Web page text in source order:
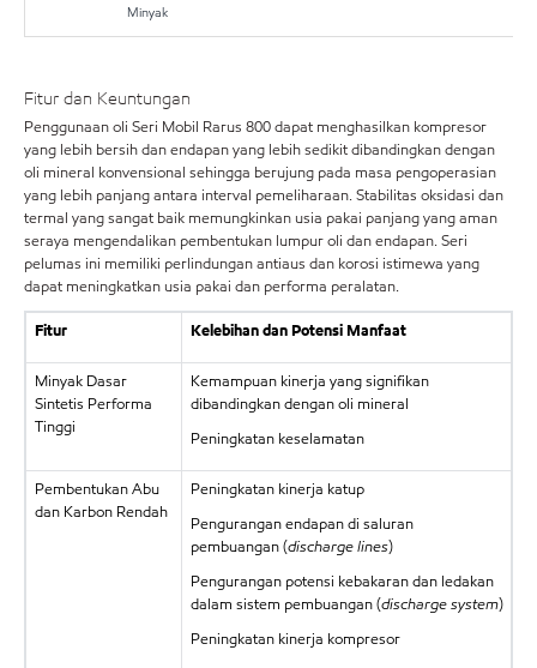
Minyak
Fitur dan Keuntungan
Penggunaan oli Seri Mobil Rarus 800 dapat menghasilkan kompresor
yang lebih bersih dan endapan yang lebih sedikit dibandingkan dengan
oli mineral konvensional sehingga berujung pada masa pengoperasian
yang lebih panjang antara interval pemeliharaan. Stabilitas oksidasi dan
termal yang sangat baik memungkinkan usia pakai panjang yang aman
seraya mengendalikan pembentukan lumpur oli dan endapan. Seri
pelumas ini memiliki perlindungan antiaus dan korosi istimewa yang
dapat meningkatkan usia pakai dan performa peralatan.
Fitur Kelebihan dan Potensi Manfaat
Minyak Dasar
Sintetis Performa
Tinggi
Kemampuan kinerja yang signifikan
dibandingkan dengan oli mineral
Peningkatan keselamatan
Pembentukan Abu
dan Karbon Rendah
Peningkatan kinerja katup
Pengurangan endapan di saluran
pembuangan (discharge lines)
Pengurangan potensi kebakaran dan ledakan
dalam sistem pembuangan (discharge system)
Peningkatan kinerja kompresor